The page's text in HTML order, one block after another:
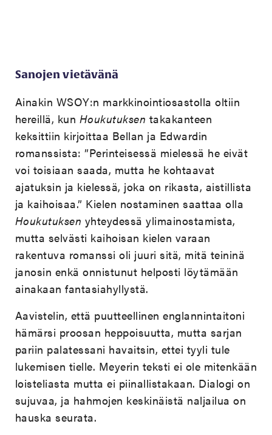
Sanojen vietävänä
Ainakin WSOY:n markkinointiosastolla oltiin
hereillä, kun Houkutuksen takakanteen
keksittiin kirjoittaa Bellan ja Edwardin
romanssista: ”Perinteisessä mielessä he eivät
voi toisiaan saada, mutta he kohtaavat
ajatuksin ja kielessä, joka on rikasta, aistillista
ja kaihoisaa.” Kielen nostaminen saattaa olla
Houkutuksen yhteydessä ylimainostamista,
mutta selvästi kaihoisan kielen varaan
rakentuva romanssi oli juuri sitä, mitä teininä
janosin enkä onnistunut helposti löytämään
ainakaan fantasiahyllystä.
Aavistelin, että puutteellinen englannintaitoni
hämärsi proosan heppoisuutta, mutta sarjan
pariin palatessani havaitsin, ettei tyyli tule
lukemisen tielle. Meyerin teksti ei ole mitenkään
loisteliasta mutta ei piinallistakaan. Dialogi on
sujuvaa, ja hahmojen keskinäistä naljailua on
hauska seurata.